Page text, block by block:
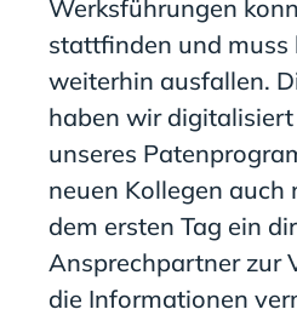
Werksführungen
stattfinden und muss
weiterhin ausfallen.
haben wir
unseres
neuen Kollegen auch
dem ersten Tag ein
Ansprechpartner zur
die Informationen